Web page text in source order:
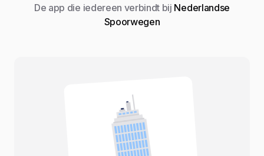
De app die iedereen verbindt bij Nederlandse
Spoorwegen